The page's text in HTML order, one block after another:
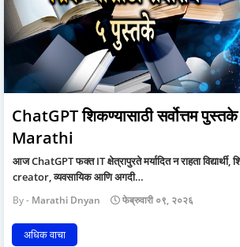
ChatGPT शिकण्यासाठी सर्वोत्तम
Marathi
आज ChatGPT फक्त IT क्षेत्रापुरते मर्यादित न राहता
creator, व्यवसायिक आणि अगदी…
Marathi Dnyan फेब्रुवारी ०९, २०२६
अधिक वाचा